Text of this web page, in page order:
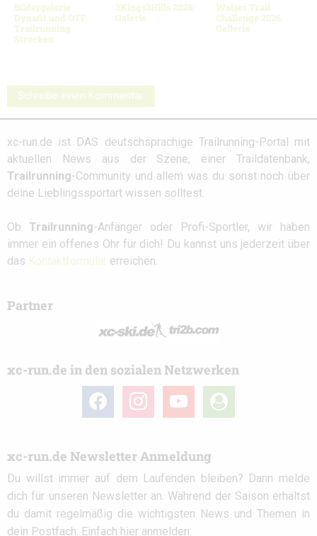
Bildergalerie
Dynafit und OTF
Trailrunning
Strecken
3Kings3Hills 2026:
Galerie
Walser Trail
Challenge 2026
Gallerie
Schreibe einen Kommentar
xc-run.de ist DAS deutschsprachige Trailrunning-Portal mit
aktuellen News aus der Szene, einer Traildatenbank,
Trailrunning-Community und allem was du sonst noch über
deine Lieblingssportart wissen solltest.
Ob Trailrunning-Anfänger oder Profi-Sportler, wir haben
immer ein offenes Ohr für dich! Du kannst uns jederzeit über
das Kontaktformular erreichen.
Partner
xc-run.de in den sozialen Netzwerken
facebook instagramyoutube
user-
circle
xc-run.de Newsletter Anmeldung
Du willst immer auf dem Laufenden bleiben? Dann melde
dich für unseren Newsletter an. Während der Saison erhältst
du damit regelmäßig die wichtigsten News und Themen in
dein Postfach. Einfach hier anmelden: